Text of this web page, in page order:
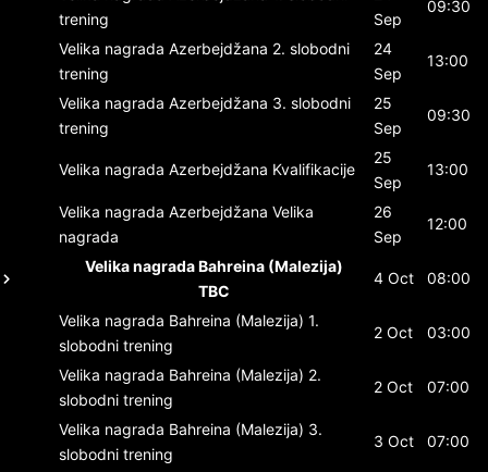
trening
Sep
09:30
Velika nagrada Azerbejdžana 2. slobodni
trening
24
Sep
13:00
Velika nagrada Azerbejdžana 3. slobodni
trening
25
Sep
09:30
Velika nagrada Azerbejdžana Kvalifikacije
25
Sep
13:00
Velika nagrada Azerbejdžana Velika
nagrada
26
Sep
12:00
Velika nagrada Bahreina (Malezija)
TBC
4 Oct 08:00
Velika nagrada Bahreina (Malezija) 1.
slobodni trening
2 Oct 03:00
Velika nagrada Bahreina (Malezija) 2.
slobodni trening
2 Oct 07:00
Velika nagrada Bahreina (Malezija) 3.
slobodni trening
3 Oct 07:00